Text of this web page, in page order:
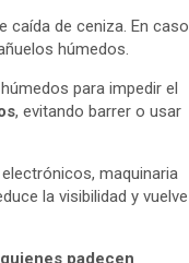
caída de ceniza. En caso
húmedos.
para impedir el
, evitando barrer o usar
maquinaria
la visibilidad y vuelve